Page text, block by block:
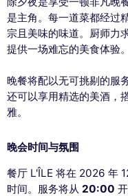
是主角。每一道菜都经过
宗且美味的味道。厨师力
提供一场难忘的美食体验。
晚餐将配以无可挑剔的服
还可以享用精选的美酒，
雅。
晚会时间与氛围
餐厅 L'ÎLE 将在 2026 年
时间。服务将从 20:00